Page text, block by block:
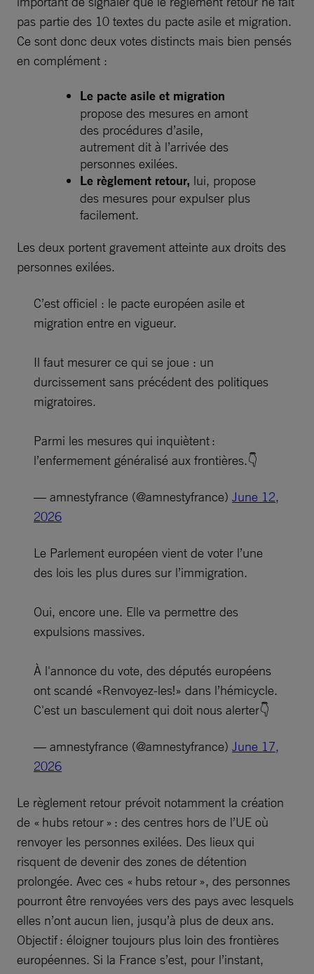
pas partie des 10 textes du pacte asile et migration.
Ce sont donc deux votes distincts mais bien pensés
en complément :
Le pacte asile et migration
propose des mesures en amont
des procédures d’asile,
autrement dit à l’arrivée des
personnes exilées.
Le règlement retour, lui, propose
des mesures pour expulser plus
facilement.
Les deux portent gravement atteinte aux droits des
personnes exilées.
C’est officiel : le pacte européen asile et
migration entre en vigueur.
Il faut mesurer ce qui se joue : un
durcissement sans précédent des politiques
migratoires.
Parmi les mesures qui inquiètent :
l’enfermement généralisé aux frontières.👇
— amnestyfrance (@amnestyfrance) June 12,
2026
Le Parlement européen vient de voter l’une
des lois les plus dures sur l’immigration.
Oui, encore une. Elle va permettre des
expulsions massives.
À l'annonce du vote, des députés européens
ont scandé «Renvoyez-les!» dans l’hémicycle.
C'est un basculement qui doit nous alerter👇
— amnestyfrance (@amnestyfrance) June 17,
2026
Le règlement retour prévoit notamment la création
de « hubs retour » : des centres hors de l’UE où
renvoyer les personnes exilées. Des lieux qui
risquent de devenir des zones de détention
prolongée. Avec ces « hubs retour », des personnes
pourront être renvoyées vers des pays avec lesquels
elles n’ont aucun lien, jusqu’à plus de deux ans.
Objectif : éloigner toujours plus loin des frontières
européennes. Si la France s’est, pour l’instant,